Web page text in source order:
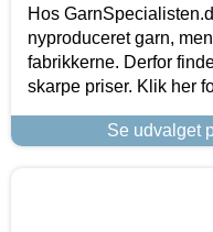
Hos
nyproduceret garn,
fabrikkerne. Derfor
skarpe priser. Klik her
Se udvalget